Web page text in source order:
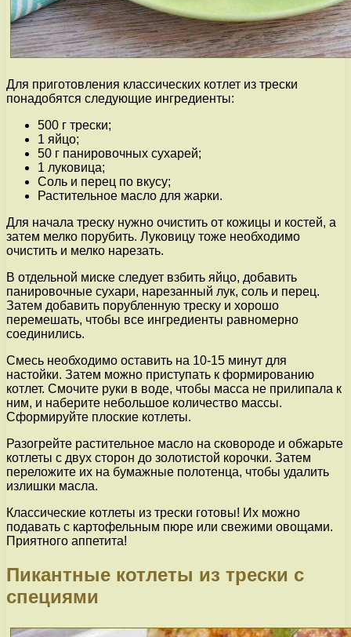
Для приготовления классических котлет из трески
понадобятся следующие ингредиенты:
500 г трески;
1 яйцо;
50 г панировочных сухарей;
1 луковица;
Соль и перец по вкусу;
Растительное масло для жарки.
Для начала треску нужно очистить от кожицы и костей, а
затем мелко порубить. Луковицу тоже необходимо
очистить и мелко нарезать.
В отдельной миске следует взбить яйцо, добавить
панировочные сухари, нарезанный лук, соль и перец.
Затем добавить порубленную треску и хорошо
перемешать, чтобы все ингредиенты равномерно
соединились.
Смесь необходимо оставить на 10-15 минут для
настойки. Затем можно приступать к формированию
котлет. Смочите руки в воде, чтобы масса не прилипала к
ним, и наберите небольшое количество массы.
Сформируйте плоские котлеты.
Разогрейте растительное масло на сковороде и обжарьте
котлеты с двух сторон до золотистой корочки. Затем
переложите их на бумажные полотенца, чтобы удалить
излишки масла.
Классические котлеты из трески готовы! Их можно
подавать с картофельным пюре или свежими овощами.
Приятного аппетита!
Пикантные котлеты из трески с
специями